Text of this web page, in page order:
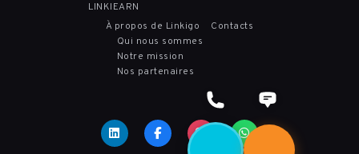
LINKIEARN
À propos de Linkigo
Qui nous sommes
Notre mission
Nos partenaires
Contacts